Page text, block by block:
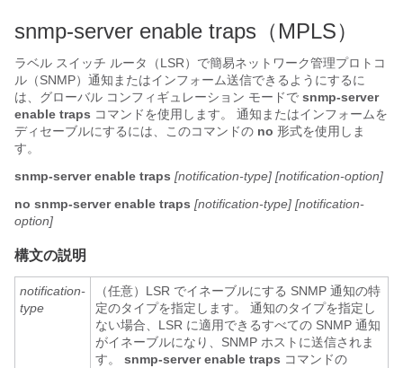
snmp-server enable traps（MPLS）
ラベル スイッチ ルータ（LSR）で簡易ネットワーク管理プロトコ
ル（SNMP）通知またはインフォーム送信できるようにするに
は、グローバル コンフィギュレーション モードで snmp-server
enable traps コマンドを使用します。 通知またはインフォームを
ディセーブルにするには、このコマンドの no 形式を使用しま
す。
snmp-server enable traps [notification-type] [notification-option]
no snmp-server enable traps [notification-type] [notification-
option]
構文の説明
notification-
type
（任意）LSR でイネーブルにする SNMP 通知の特
定のタイプを指定します。 通知のタイプを指定し
ない場合、LSR に適用できるすべての SNMP 通知
がイネーブルになり、SNMP ホストに送信されま
す。 snmp-server enable traps コマンドの